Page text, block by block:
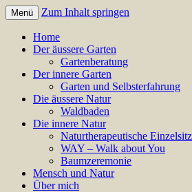
Der innere und der
Garten
Menü Zum Inhalt springen
Home
Der äussere Garten
Gartenberatung
Der innere Garten
Garten und Selbsterfahrung
Die äussere Natur
Waldbaden
Die innere Natur
Naturtherapeutische
WAY – Walk about You
Baumzeremonie
Mensch und Natur
Über mich